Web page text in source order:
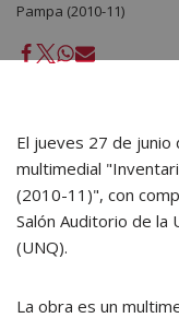
Pampa (2010-11)
El jueves 27 de
multimedial
(2010-11)", con
Salón Auditorio de la
(UNQ).
La obra es un